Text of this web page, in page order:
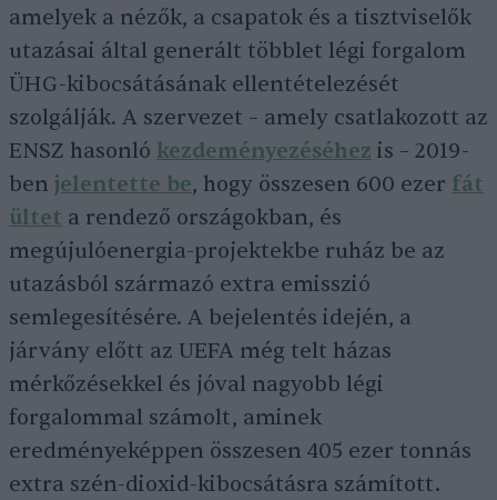
amelyek a nézők, a csapatok és a tisztviselők
utazásai által generált többlet légi forgalom
ÜHG-kibocsátásának ellentételezését
szolgálják. A szervezet – amely csatlakozott az
ENSZ hasonló kezdeményezéséhez is – 2019-
ben jelentette be, hogy összesen 600 ezer fát
ültet a rendező országokban, és
megújulóenergia-projektekbe ruház be az
utazásból származó extra emisszió
semlegesítésére. A bejelentés idején, a
járvány előtt az UEFA még telt házas
mérkőzésekkel és jóval nagyobb légi
forgalommal számolt, aminek
eredményeképpen összesen 405 ezer tonnás
extra szén-dioxid-kibocsátásra számított.